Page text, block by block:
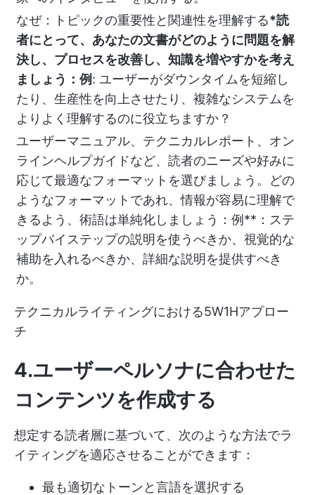
なぜ：トピックの重要性と関連性を理解する*読
者にとって、あなたの文書がどのように問題を解
決し、プロセスを改善し、知識を増やすかを考え
ましょう：例: ユーザーがダウンタイムを短縮し
たり、生産性を向上させたり、複雑なシステムを
よりよく理解するのに役立ちますか？
ユーザーマニュアル、テクニカルレポート、オン
ラインヘルプガイドなど、読者のニーズや好みに
応じて最適なフォーマットを選びましょう。どの
ようなフォーマットであれ、情報が容易に理解で
きるよう、術語は単純化しましょう：例**：ステ
ップバイステップの説明を使うべきか、視覚的な
補助を入れるべきか、詳細な説明を提供すべき
か。
テクニカルライティングにおける5W1Hアプロー
チ
4.ユーザーペルソナに合わせた
コンテンツを作成する
想定する読者層に基づいて、次のような方法でラ
イティングを適応させることができます：
最も適切なトーンと言語を選択する